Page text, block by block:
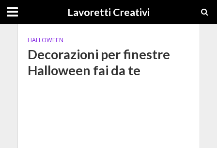
Lavoretti Creativi
HALLOWEEN
Decorazioni per finestre
Halloween fai da te